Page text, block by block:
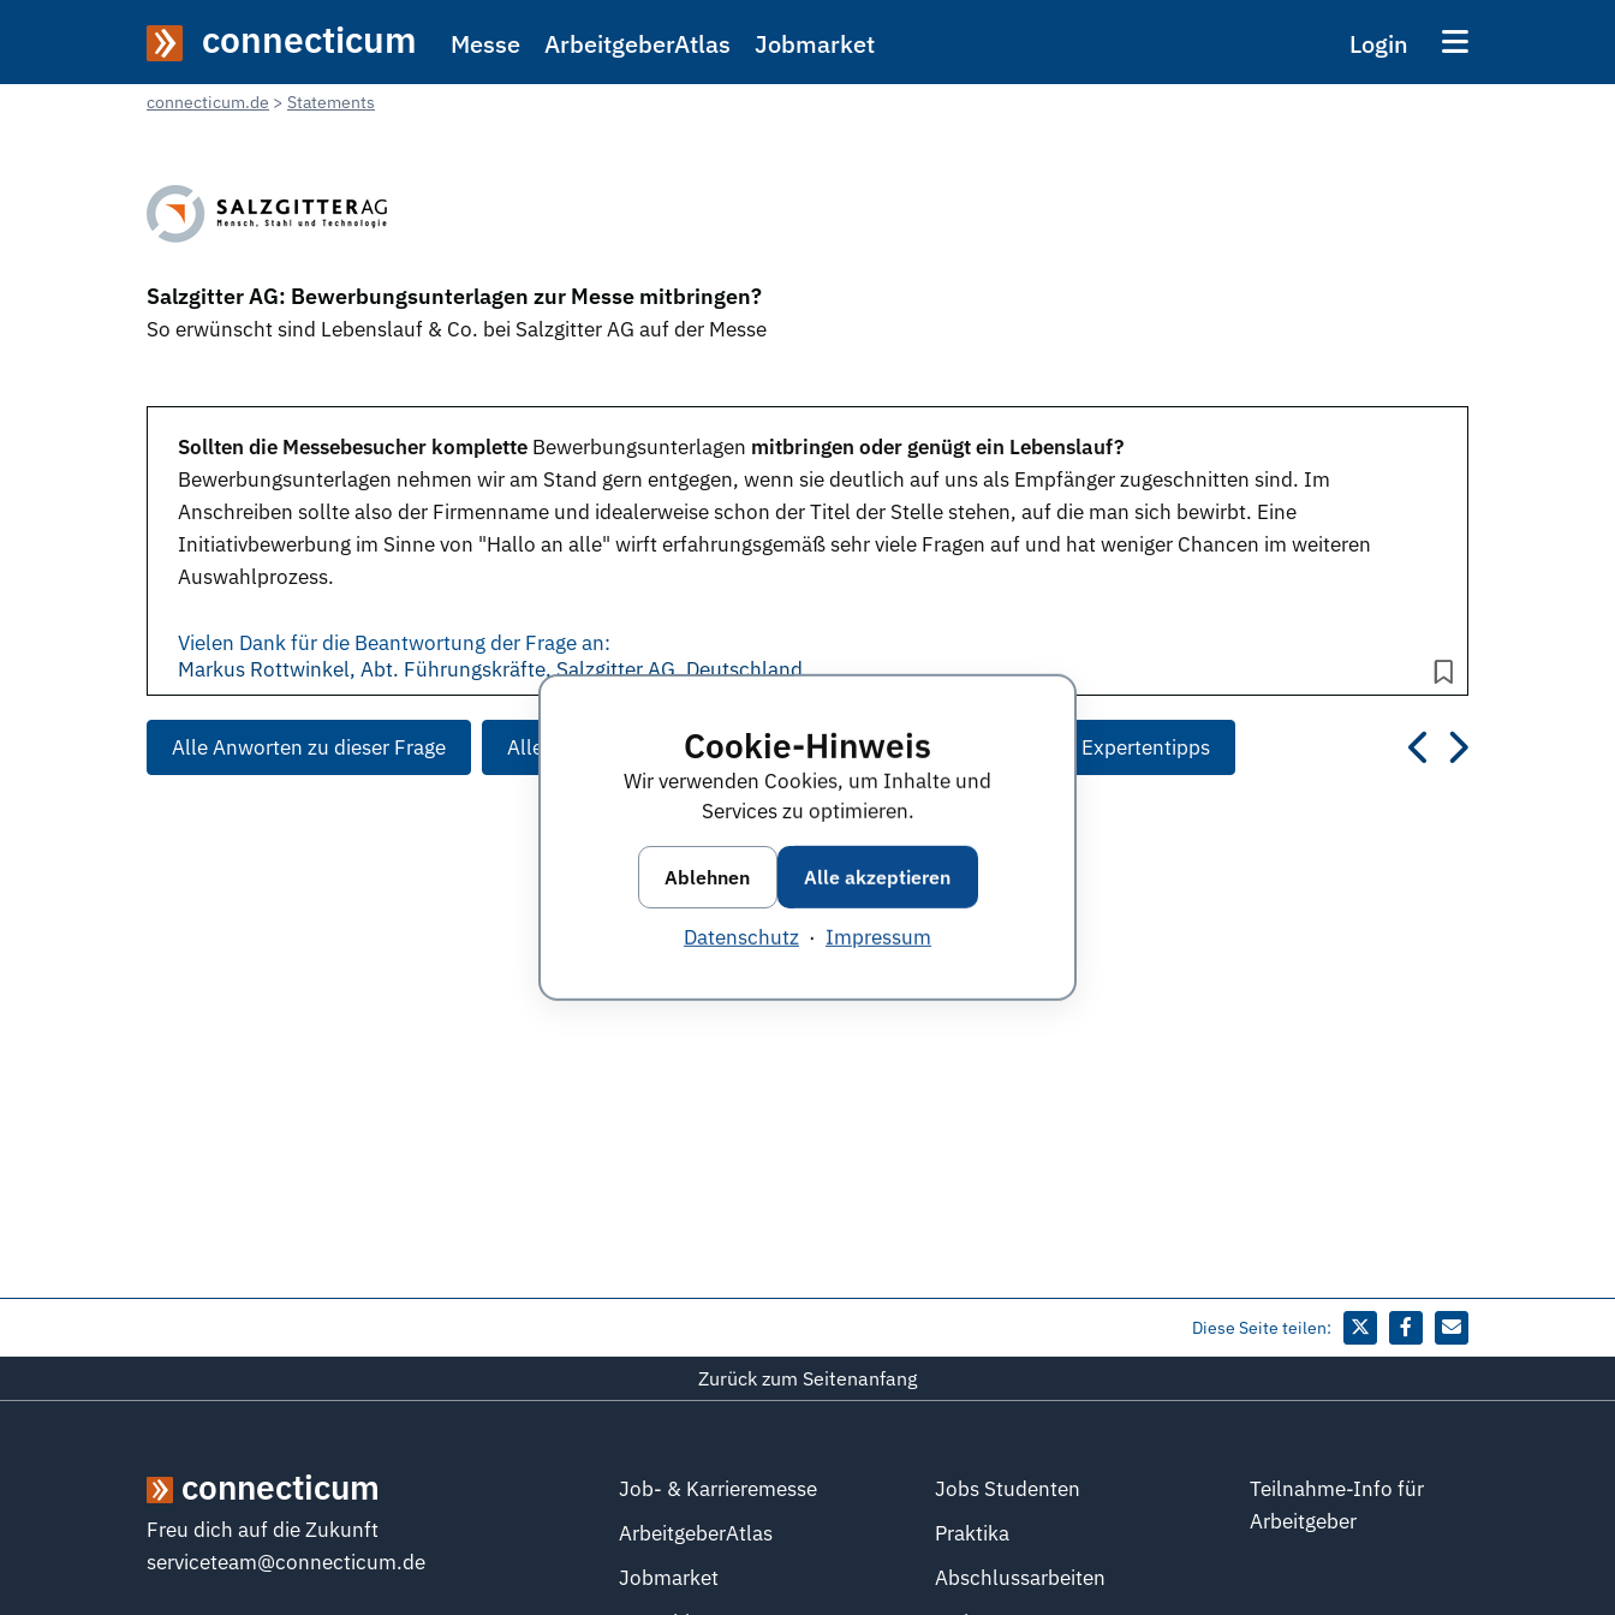
Cookie-Hinweis
Wir verwenden Cookies, um Inhalte und
Services zu optimieren.
Ablehnen Alle akzeptieren
Datenschutz · Impressum
connecticum Messe ArbeitgeberAtlas Jobmarket Login
connecticum.de Statements
Salzgitter AG: Bewerbungsunterlagen zur Messe mitbringen?
So erwünscht sind Lebenslauf & Co. bei Salzgitter AG auf der Messe
Sollten die Messebesucher komplette Bewerbungsunterlagen mitbringen oder genügt ein Lebenslauf?
Bewerbungsunterlagen nehmen wir am Stand gern entgegen, wenn sie deutlich auf uns als Empfänger zugeschnitten sind. Im
Anschreiben sollte also der Firmenname und idealerweise schon der Titel der Stelle stehen, auf die man sich bewirbt. Eine
Initiativbewerbung im Sinne von "Hallo an alle" wirft erfahrungsgemäß sehr viele Fragen auf und hat weniger Chancen im weiteren
Auswahlprozess.
Vielen Dank für die Beantwortung der Frage an:
Markus Rottwinkel, Abt. Führungskräfte, Salzgitter AG, Deutschland
Alle Anworten zu dieser Frage Alle Anworten von diesem Unternehmen Alle Themen & Expertentipps
Diese Seite teilen:
Zurück zum Seitenanfang
connecticum
Freu dich auf die Zukunft
serviceteam@connecticum.de
Job- & Karrieremesse
ArbeitgeberAtlas
Jobmarket
Jobs Studenten
Praktika
Abschlussarbeiten
Teilnahme-Info für
Arbeitgeber